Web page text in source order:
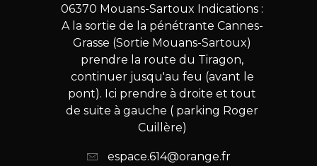
06370 Mouans-Sartoux Indications :
A la sortie de la pénétrante Cannes-
Grasse (Sortie Mouans-Sartoux)
prendre la route du Tiragon,
continuer jusqu'au feu (avant le
pont). Ici prendre à droite et tout
de suite à gauche ( parking Roger
Cuillère)
espace.614@orange.fr